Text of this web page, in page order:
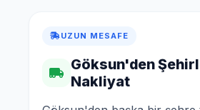
UZUN MESAFE
Göksun'den
Nakliyat